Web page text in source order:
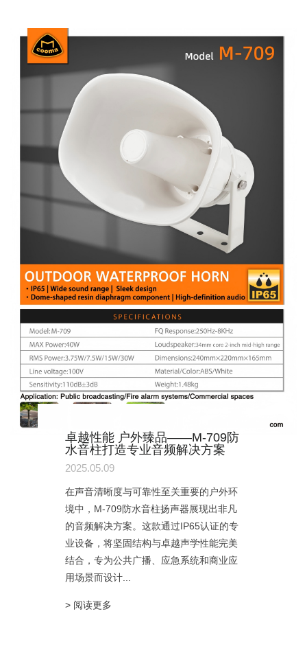
卓越性能 户外臻品——M-709防
水音柱打造专业音频解决方案
2025.05.09
在声音清晰度与可靠性至关重要的户外环
境中，M-709防水音柱扬声器展现出非凡
的音频解决方案。这款通过IP65认证的专
业设备，将坚固结构与卓越声学性能完美
结合，专为公共广播、应急系统和商业应
用场景而设计...
> 阅读更多